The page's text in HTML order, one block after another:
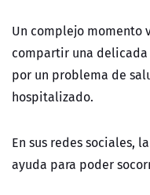
Un complejo momento
compartir una
por un problema de
hospitalizado.
En sus redes sociales,
ayuda para poder